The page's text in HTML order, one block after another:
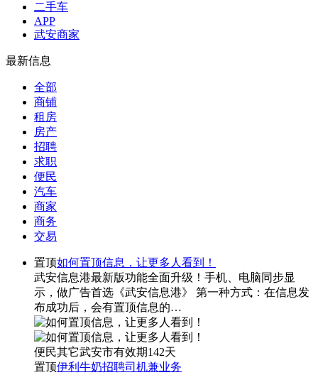
二手车
APP
武安商家
最新信息
全部
商铺
租房
房产
招聘
求职
便民
汽车
商家
商务
交易
置顶如何置顶信息，让更多人看到！
武安信息港最新版功能全面升级！手机、电脑同步显
示，做广告首选《武安信息港》 第一种方式：在信息发
布成功后，会有置顶信息的…
便民其它武安市有效期142天
置顶伊利牛奶招聘司机兼业务